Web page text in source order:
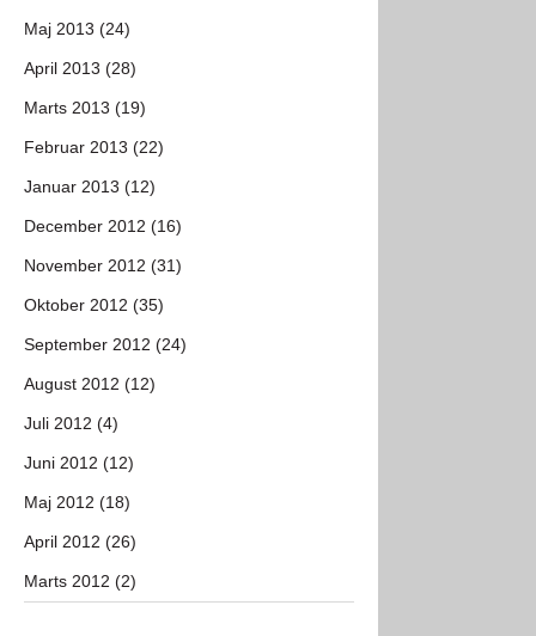
Maj 2013 (24)
April 2013 (28)
Marts 2013 (19)
Februar 2013 (22)
Januar 2013 (12)
December 2012 (16)
November 2012 (31)
Oktober 2012 (35)
September 2012 (24)
August 2012 (12)
Juli 2012 (4)
Juni 2012 (12)
Maj 2012 (18)
April 2012 (26)
Marts 2012 (2)